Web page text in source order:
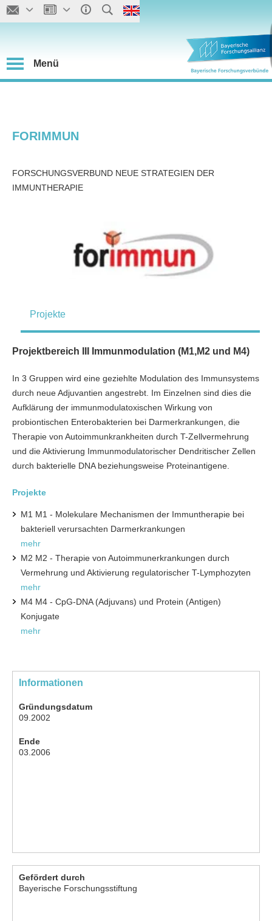
Menü
FORIMMUN
FORSCHUNGSVERBUND NEUE STRATEGIEN DER
IMMUNTHERAPIE
Projekte
Projektbereich III Immunmodulation (M1,M2 und M4)
In 3 Gruppen wird eine geziehlte Modulation des Immunsystems
durch neue Adjuvantien angestrebt. Im Einzelnen sind dies die
Aufklärung der immunmodulatoxischen Wirkung von
probiontischen Enterobakterien bei Darmerkrankungen, die
Therapie von Autoimmunkrankheiten durch T-Zellvermehrung
und die Aktivierung Immunmodulatorischer Dendritischer Zellen
durch bakterielle DNA beziehungsweise Proteinantigene.
Projekte
M1 M1 - Molekulare Mechanismen der Immuntherapie bei
bakteriell verursachten Darmerkrankungen
mehr
M2 M2 - Therapie von Autoimmunerkrankungen durch
Vermehrung und Aktivierung regulatorischer T-Lymphozyten
mehr
M4 M4 - CpG-DNA (Adjuvans) und Protein (Antigen)
Konjugate
mehr
Informationen
Gründungsdatum
09.2002
Ende
03.2006
Gefördert durch
Bayerische Forschungsstiftung